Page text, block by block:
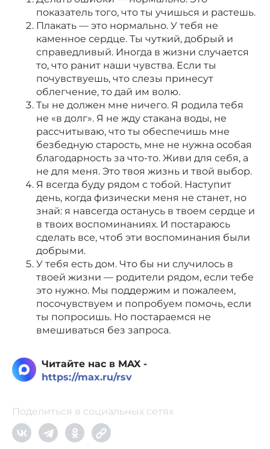
показатель того, что ты учишься и растешь.
Плакать — это нормально. У тебя не
каменное сердце. Ты чуткий, добрый и
справедливый. Иногда в жизни случается
то, что ранит наши чувства. Если ты
почувствуешь, что слезы принесут
облегчение, то дай им волю.
Ты не должен мне ничего. Я родила тебя
не «в долг». Я не жду стакана воды, не
рассчитываю, что ты обеспечишь мне
безбедную старость, мне не нужна особая
благодарность за что-то. Живи для себя, а
не для меня. Это твоя жизнь и твой выбор.
Я всегда буду рядом с тобой. Наступит
день, когда физически меня не станет, но
знай: я навсегда останусь в твоем сердце и
в твоих воспоминаниях. И постараюсь
сделать все, чтоб эти воспоминания были
добрыми.
У тебя есть дом. Что бы ни случилось в
твоей жизни — родители рядом, если тебе
это нужно. Мы поддержим и пожалеем,
посочувствуем и попробуем помочь, если
ты попросишь. Но постараемся не
вмешиваться без запроса.
Читайте нас в MAX -
https://max.ru/rsv
Поделиться в социальных сетях